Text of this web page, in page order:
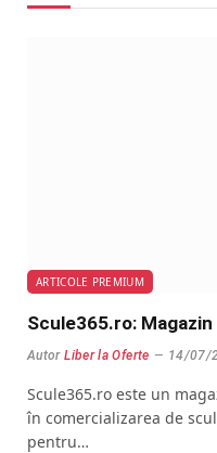
ARTICOLE PREMIUM
Scule365.ro:
Autor Liber la Oferte 14/07/
Scule365.ro este un
în comercializarea de
pentru…